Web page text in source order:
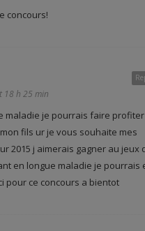
concours!
18 h 25 min
maladie je pourrais faire
fils ur je vous souhaite mes
2015 j aimerais gagner au jeux
en longue maladie je pourrais
pour ce concours a bientot